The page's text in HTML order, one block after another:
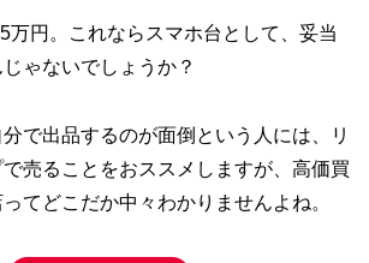
万円。これならスマホ台として、妥当
ゃないでしょうか？
で出品するのが面倒という人には、リ
売ることをおススメしますが、高価買
てどこだか中々わかりませんよね。